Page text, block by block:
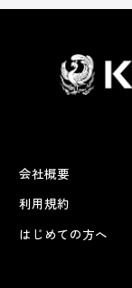
会社概要
利用規約
はじめての方へ